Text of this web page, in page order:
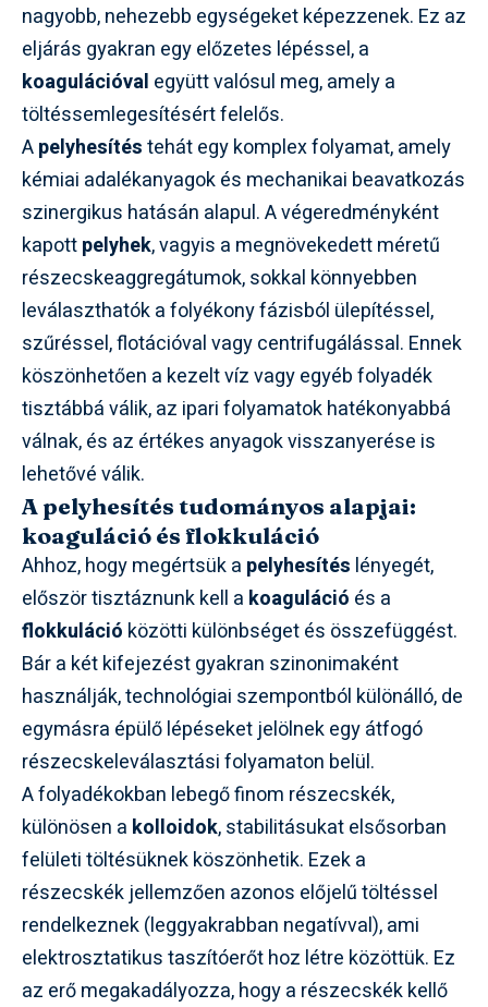
nagyobb, nehezebb egységeket képezzenek. Ez az
eljárás gyakran egy előzetes lépéssel, a
koagulációval együtt valósul meg, amely a
töltéssemlegesítésért felelős.
Apelyhesítéstehát egy komplex folyamat, amely
kémiai adalékanyagok és mechanikai beavatkozás
szinergikus hatásán alapul. A végeredményként
kapottpelyhek, vagyis a megnövekedett méretű
részecskeaggregátumok, sokkal könnyebben
leválaszthatók a folyékony fázisból ülepítéssel,
szűréssel, flotációval vagy centrifugálással. Ennek
köszönhetően a kezelt víz vagy egyéb folyadék
tisztábbá válik, az ipari folyamatok hatékonyabbá
válnak, és az értékes anyagok visszanyerése is
lehetővé válik.
A pelyhesítés tudományos alapjai:
koaguláció és flokkuláció
Ahhoz, hogy megértsük a pelyhesítés lényegét,
először tisztáznunk kell a koaguláció és a
flokkuláció közötti különbséget és összefüggést.
Bár a két kifejezést gyakran szinonimaként
használják, technológiai szempontból különálló, de
egymásra épülő lépéseket jelölnek egy átfogó
részecskeleválasztási folyamaton belül.
A folyadékokban lebegő finom részecskék,
különösen a kolloidok, stabilitásukat elsősorban
felületi töltésüknek köszönhetik. Ezek a
részecskék jellemzően azonos előjelű töltéssel
rendelkeznek (leggyakrabban negatívval), ami
elektrosztatikus taszítóerőt hoz létre közöttük. Ez
az erő megakadályozza, hogy a részecskék kellő